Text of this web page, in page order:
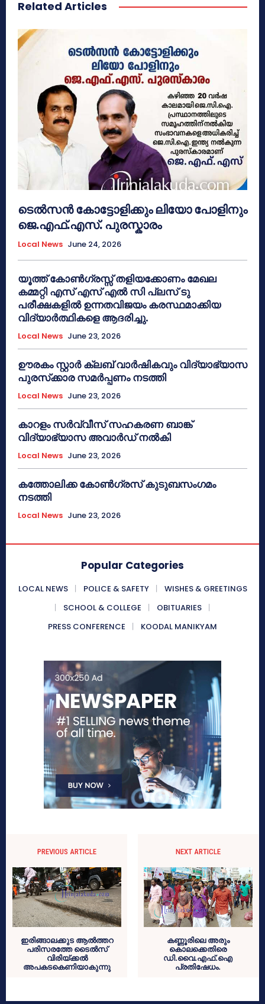
Related Articles
ടെൽസൻ കോട്ടോളിക്കും ലിയോ പോളിനും
ജെ.എഫ്.എസ്. പുരസ്കാരം
Local News June 24, 2026
യൂത്ത് കോൺഗ്രസ്സ് തളിയക്കോണം മേഖല
കമ്മറ്റി എസ് എസ് എൽ സി പ്ലസ് ടു
പരീക്ഷകളിൽ ഉന്നതവിജയം കരസ്ഥമാക്കിയ
വിദ്യാർത്ഥികളെ ആദരിച്ചു.
Local News June 23, 2026
ഊരകം സ്റ്റാർ ക്ലബ് വാർഷികവും വിദ്യാഭ്യാസ
പുരസ്‌ക്കാര സമർപ്പണം നടത്തി
Local News June 23, 2026
കാറളം സർവ്വീസ് സഹകരണ ബാങ്ക്
വിദ്യാഭ്യാസ അവാർഡ് നൽകി
Local News June 23, 2026
കത്തോലിക്ക കോൺഗ്രസ് കുടുബസംഗമം
നടത്തി
Local News June 23, 2026
Popular Categories
LOCAL NEWS POLICE & SAFETY
WISHES & GREETINGS
SCHOOL & COLLEGE
OBITUARIES
PRESS CONFERENCE
KOODAL MANIKYAM
PREVIOUS ARTICLE
ഇരിങ്ങാലക്കുട ആല്‍ത്തറ
പരിസരത്തേ ടൈല്‍സ്
വിരിയ്ക്കല്‍
അപകടകെണിയാകുന്നു
NEXT ARTICLE
കണ്ണൂരിലെ അരും
കൊലക്കെതിരെ
ഡി.വൈ.എഫ്.ഐ
പ്രതിഷേധം.